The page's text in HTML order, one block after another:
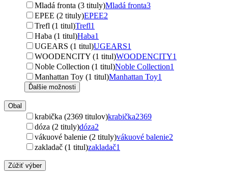
Mladá fronta (3 tituly)Mladá fronta3
EPEE (2 tituly)EPEE2
Trefl (1 titul)Trefl1
Haba (1 titul)Haba1
UGEARS (1 titul)UGEARS1
WOODENCITY (1 titul)WOODENCITY1
Noble Collection (1 titul)Noble Collection1
Manhattan Toy (1 titul)Manhattan Toy1
Ďalšie možnosti
Obal
krabička (2369 titulov)krabička2369
dóza (2 tituly)dóza2
vákuové balenie (2 tituly)vákuové balenie2
zakladač (1 titul)zakladač1
Zúžiť výber